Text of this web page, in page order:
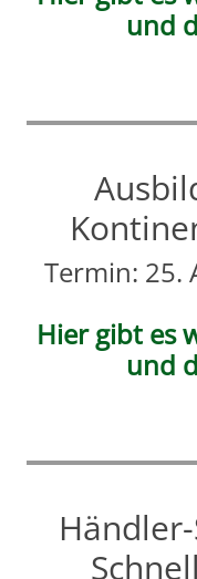
und
Termin: 25.
Hier gibt es
und